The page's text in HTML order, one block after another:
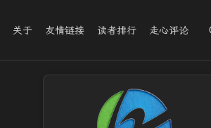
关于 友情链接 读者排行 走心评论